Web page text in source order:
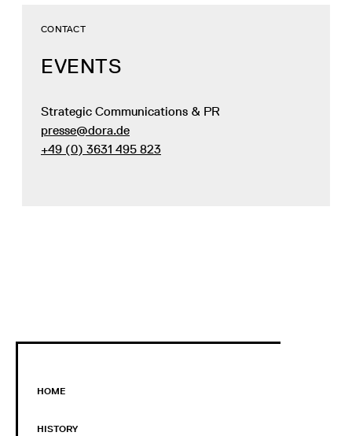
EVENTS
CONTACT
Strategic Communications & PR
presse@dora.de
+49 (0) 3631 495 823
HOME
HISTORY